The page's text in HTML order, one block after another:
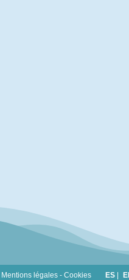
Mentions légales - Cookies ES